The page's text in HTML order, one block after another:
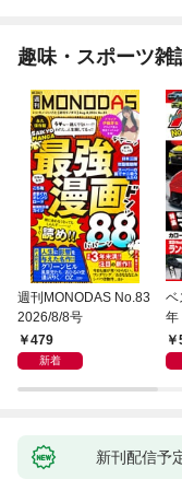
趣味・スポーツ雑
週刊MONODAS No.83
2026/8/8号
479
新着
ベ
新刊配信予